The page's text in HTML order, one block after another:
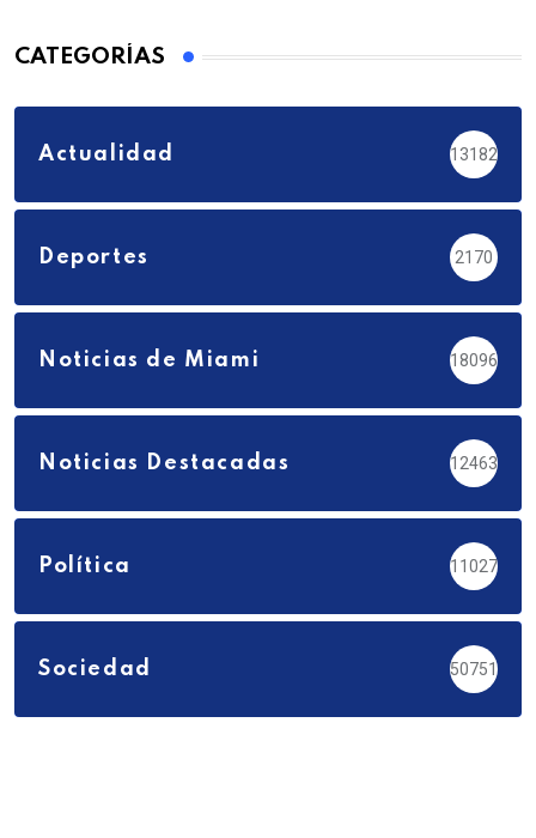
CATEGORÍAS
Actualidad 13182
Deportes 2170
Noticias de Miami 18096
Noticias Destacadas 12463
Política 11027
Sociedad 50751